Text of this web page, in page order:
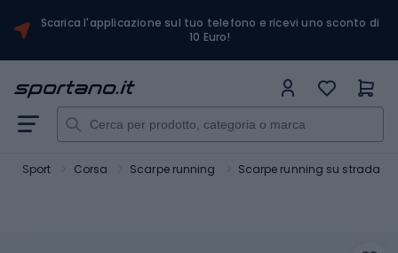
Scarica l'applicazione sul tuo telefono e ricevi uno sconto di
10 Euro!
Sport Corsa Scarpe running Scarpe running su strada